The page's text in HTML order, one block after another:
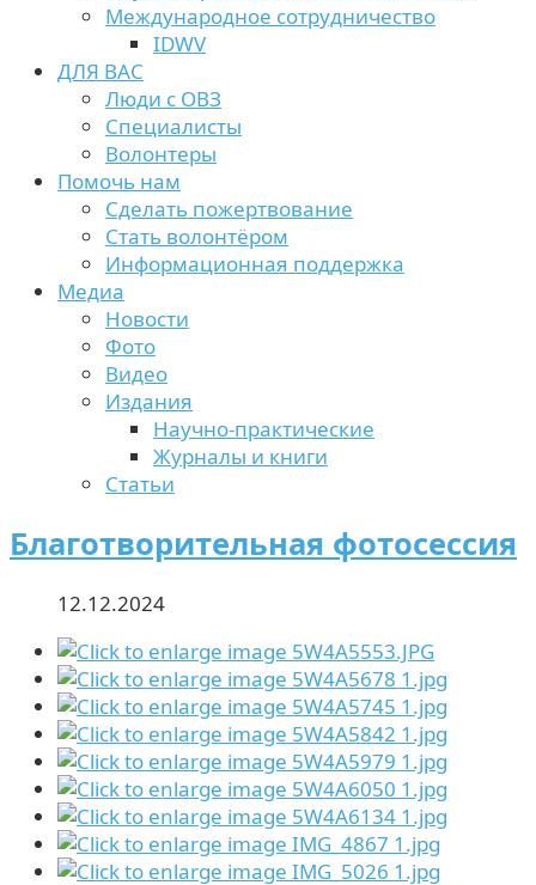
Международное сотрудничество
IDWV
ДЛЯ ВАС
Люди с ОВЗ
Специалисты
Волонтеры
Помочь нам
Сделать пожертвование
Стать волонтёром
Информационная поддержка
Медиа
Новости
Фото
Видео
Издания
Научно-практические
Журналы и книги
Статьи
Благотворительная фотосессия
12.12.2024